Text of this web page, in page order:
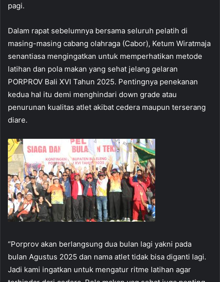
pagi.
Dalam rapat sebelumnya bersama seluruh pelatih di
masing-masing cabang olahraga (Cabor), Ketum Wiratmaja
senantiasa mengingatkan untuk memperhatikan metode
latihan dan pola makan yang sehat jelang gelaran
PORPROV Bali XVI Tahun 2025. Pentingnya penekanan
kedua hal itu demi menghindari down grade atau
penurunan kualitas atlet akibat cedera maupun terserang
diare.
“Porprov akan berlangsung dua bulan lagi yakni pada
bulan Agustus 2025 dan nama atlet tidak bisa diganti lagi.
Jadi kami ingatkan untuk mengatur ritme latihan agar